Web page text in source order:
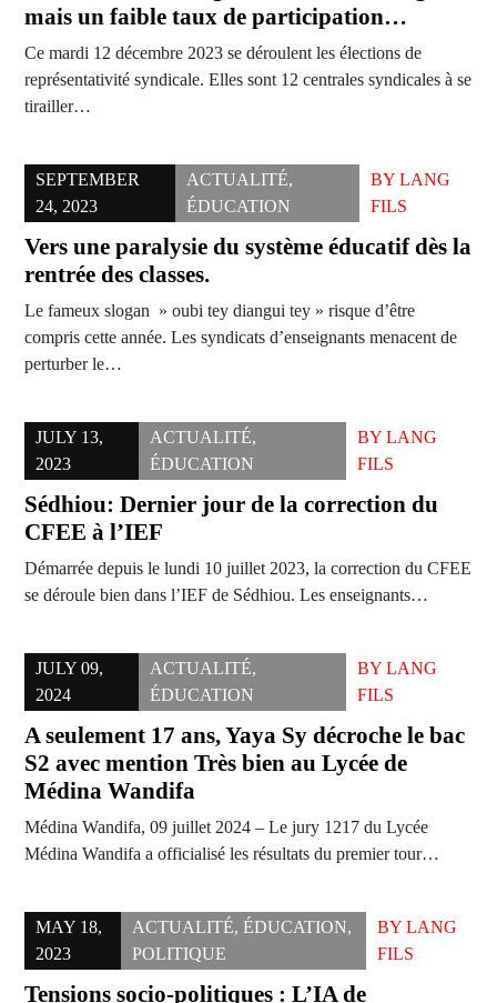
mais un faible taux de participation…
Ce mardi 12 décembre 2023 se déroulent les élections de
représentativité syndicale. Elles sont 12 centrales syndicales à se
tirailler…
SEPTEMBER
24, 2023
ACTUALITÉ,
ÉDUCATION
BY LANG
FILS
Vers une paralysie du système éducatif dès la
rentrée des classes.
Le fameux slogan » oubi tey diangui tey » risque d’être
compris cette année. Les syndicats d’enseignants menacent de
perturber le…
JULY 13,
2023
ACTUALITÉ,
ÉDUCATION
BYLANG
FILS
Sédhiou: Dernier jour de la correction du
CFEE à l’IEF
Démarrée depuis le lundi 10 juillet 2023, la correction du CFEE
se déroule bien dans l’IEF de Sédhiou. Les enseignants…
JULY 09,
2024
ACTUALITÉ,
ÉDUCATION
BYLANG
FILS
A seulement 17 ans, Yaya Sy décroche le bac
S2 avec mention Très bien au Lycée de
Médina Wandifa
Médina Wandifa, 09 juillet 2024 – Le jury 1217 du Lycée
Médina Wandifa a officialisé les résultats du premier tour…
MAY 18,
2023
ACTUALITÉ,ÉDUCATION,
POLITIQUE
BY LANG
FILS
Tensions socio-politiques : L’IA de